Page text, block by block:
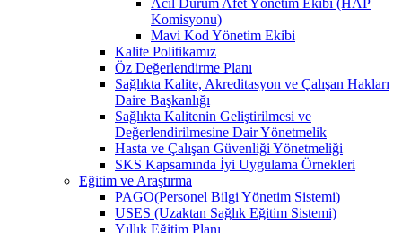
Komisyonu)
Mavi Kod Yönetim Ekibi
Kalite Politikamız
Öz Değerlendirme Planı
Sağlıkta Kalite, Akreditasyon ve Çalışan Hakları
Daire Başkanlığı
Sağlıkta Kalitenin Geliştirilmesi ve
Değerlendirilmesine Dair Yönetmelik
Hasta ve Çalışan Güvenliği Yönetmeliği
SKS Kapsamında İyi Uygulama Örnekleri
Eğitim ve Araştırma
PAGO(Personel Bilgi Yönetim Sistemi)
USES (Uzaktan Sağlık Eğitim Sistemi)
Yıllık Eğitim Planı